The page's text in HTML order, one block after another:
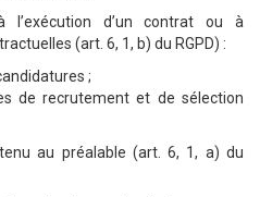
l’exécution d’un contrat ou à
(art. 6, 1, b) du RGPD) :
;
de recrutement et de sélection
au préalable (art. 6, 1, a) du